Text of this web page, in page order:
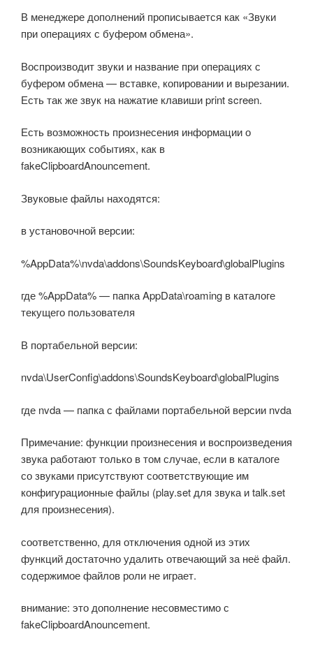
В менеджере дополнений прописывается как «Звуки
при операциях с буфером обмена».
Воспроизводит звуки и название при операциях с
буфером обмена — вставке, копировании и вырезании.
Есть так же звук на нажатие клавиши print screen.
Есть возможность произнесения информации о
возникающих событиях, как в
fakeClipboardAnouncement.
Звуковые файлы находятся:
в установочной версии:
%AppData%\nvda\addons\SoundsKeyboard\globalPlugins
где %AppData% — папка AppData\roaming в каталоге
текущего пользователя
В портабельной версии:
nvda\UserConfig\addons\SoundsKeyboard\globalPlugins
где nvda — папка с файлами портабельной версии nvda
Примечание: функции произнесения и воспроизведения
звука работают только в том случае, если в каталоге
со звуками присутствуют соответствующие им
конфигурационные файлы (play.set для звука и talk.set
для произнесения).
соответственно, для отключения одной из этих
функций достаточно удалить отвечающий за неё файл.
содержимое файлов роли не играет.
внимание: это дополнение несовместимо с
fakeClipboardAnouncement.